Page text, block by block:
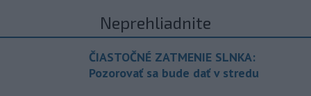
Neprehliadnite
ČIASTOČNÉ ZATMENIE SLNKA:
Pozorovať sa bude dať v stredu